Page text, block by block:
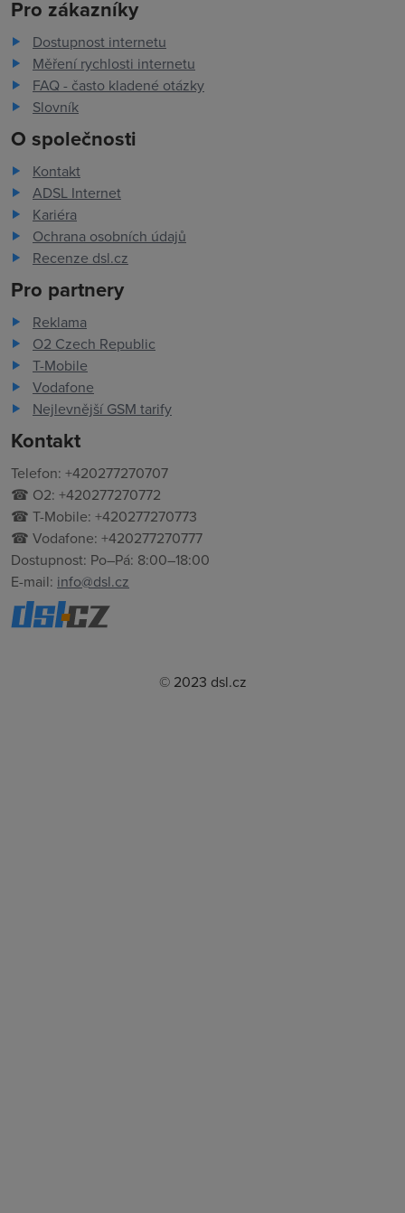
Pro zákazníky
Dostupnost internetu
Měření rychlosti internetu
FAQ - často kladené otázky
Slovník
O společnosti
Kontakt
ADSL Internet
Kariéra
Ochrana osobních údajů
Recenze dsl.cz
Pro partnery
Reklama
O2 Czech Republic
T-Mobile
Vodafone
Nejlevnější GSM tarify
Kontakt
Telefon: +420277270707
☎ O2: +420277270772
☎ T-Mobile: +420277270773
☎ Vodafone: +420277270777
Dostupnost: Po–Pá: 8:00–18:00
E-mail: info@dsl.cz
© 2023 dsl.cz